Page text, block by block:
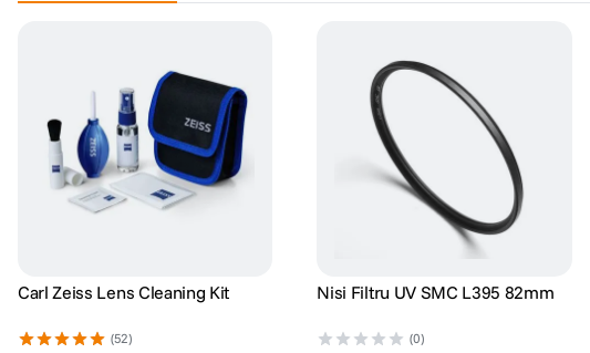
Carl Zeiss Lens Cleaning Kit
(52)
Nisi Filtru UV SMC L395 82mm
(0)